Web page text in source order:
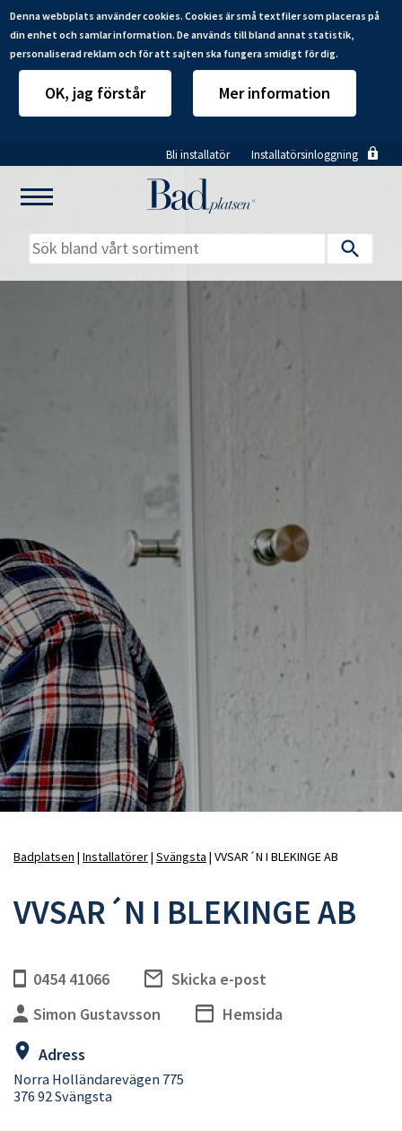
Denna webbplats använder cookies. Cookies är små textfiler som placeras på
din enhet och samlar information. De används till bland annat statistik,
personaliserad reklam och för att sajten ska fungera smidigt för dig.
OK, jag förstår Mer information
till
huvudinnehåll
Bli installatör Installatörsinloggning
Våra varumärken
Badplatsen Installatörer Svängsta VVSAR´N I BLEKINGE AB
VVSAR´N I BLEKINGE AB
0454 41066
Skicka e-post
Simon Gustavsson
Hemsida
Adress
Norra Holländarevägen 775
376 92 Svängsta